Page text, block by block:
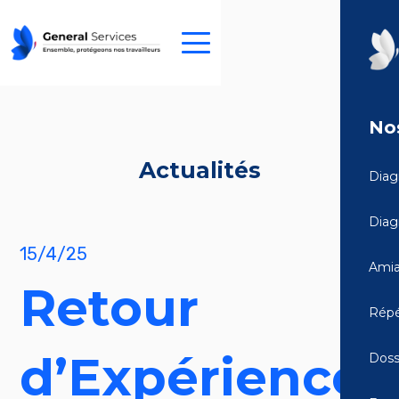
Actualités
15/4/25
Retour
d’Expérience